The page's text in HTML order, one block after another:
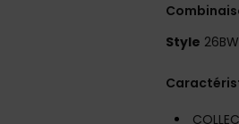
Style